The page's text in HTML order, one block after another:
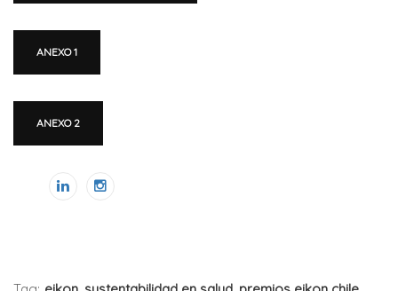
ANEXO 1
ANEXO 2